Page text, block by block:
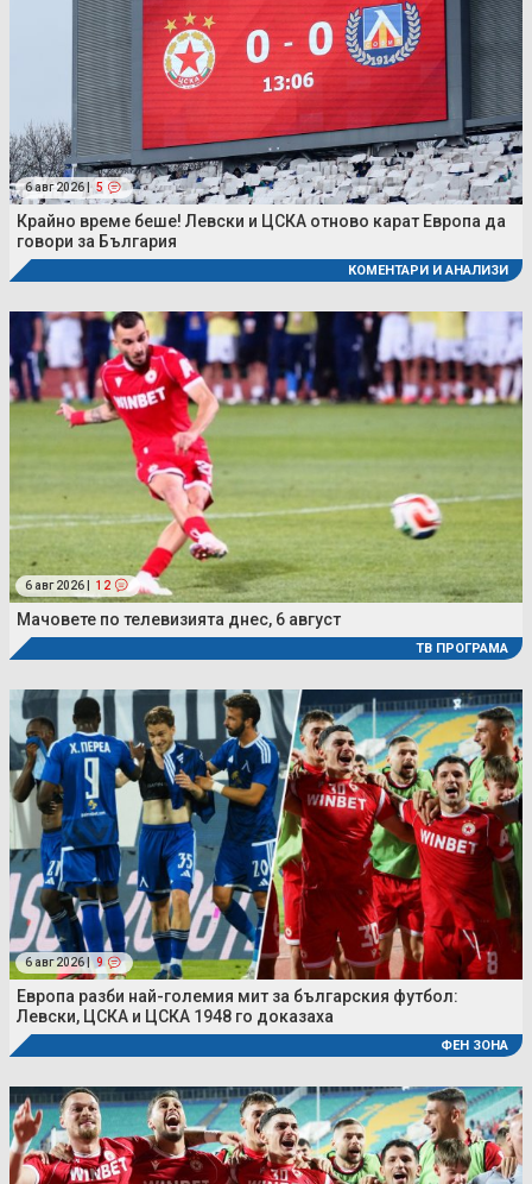
6 авг 2026 | 5
Крайно време беше! Левски и ЦСКА отново карат Европа да
говори за България
КОМЕНТАРИ И АНАЛИЗИ
6 авг 2026 | 12
Мачовете по телевизията днес, 6 август
ТВ ПРОГРАМА
6 авг 2026 | 9
Европа разби най-големия мит за българския футбол:
Левски, ЦСКА и ЦСКА 1948 го доказаха
ФЕН ЗОНА